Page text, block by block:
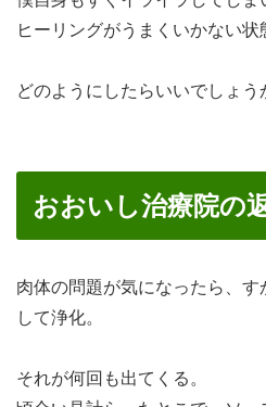
ヒーリングがうまくいかない状
どのようにしたらいいでしょう
おおいし治療院の
肉体の問題が気になったら、
して浄化。
それが何回も出てくる。